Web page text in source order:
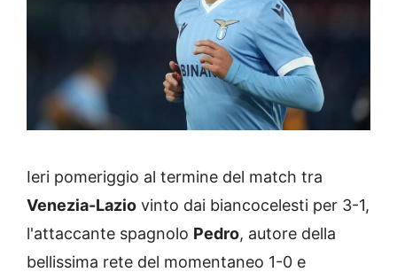
Ieri pomeriggio al termine del match tra
Venezia-Lazio vinto dai biancocelesti per 3-1,
l'attaccante spagnolo Pedro, autore della
bellissima rete del momentaneo 1-0 e